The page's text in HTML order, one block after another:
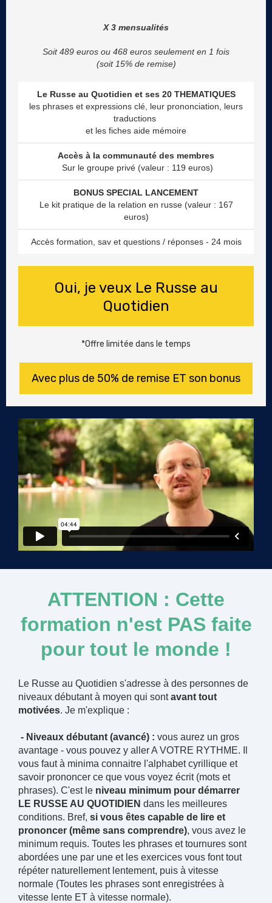
X 3 mensualités
Soit 489 euros ou 468 euros seulement en 1 fois
(soit 15% de remise)
Le Russe au Quotidien et ses 20 THEMATIQUES
les phrases et expressions clé, leur prononciation, leurs
traductions
et les fiches aide mémoire
Accès à la communauté des membres
Sur le groupe privé (valeur : 119 euros)
BONUS SPECIAL LANCEMENT
Le kit pratique de la relation en russe (valeur : 167
euros)
Accès formation, sav et questions / réponses - 24 mois
Oui, je veux Le Russe au
Quotidien
*Offre limitée dans le temps
Avec plus de 50% de remise ET son bonus
ATTENTION : Cette
formation n'est PAS faite
pour tout le monde !
Le Russe au Quotidien s'adresse à des personnes de
niveaux débutant à moyen qui sont avant tout
motivées. Je m'explique :
- Niveaux débutant (avancé) : vous aurez un gros
avantage - vous pouvez y aller A VOTRE RYTHME. Il
vous faut à minima connaitre l'alphabet cyrillique et
savoir prononcer ce que vous voyez écrit (mots et
phrases). C'est le niveau minimum pour démarrer
LE RUSSE AU QUOTIDIEN dans les meilleures
conditions. Bref, si vous êtes capable de lire et
prononcer (même sans comprendre), vous avez le
minimum requis. Toutes les phrases et tournures sont
abordées une par une et les exercices vous font tout
répéter naturellement lentement, puis à vitesse
normale (Toutes les phrases sont enregistrées à
vitesse lente ET à vitesse normale).